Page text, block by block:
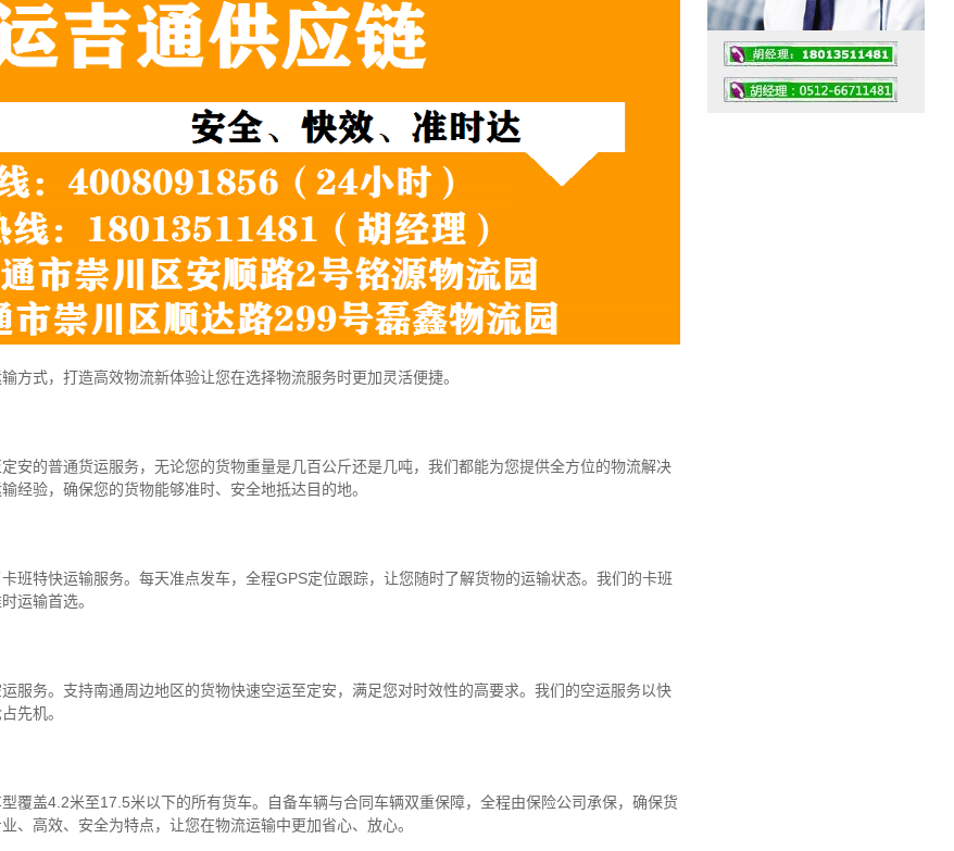
方式，打造高效物流新体验让您在选择物流服务时更加灵活便捷。
安的普通货运服务，无论您的货物重量是几百公斤还是几吨，我们都能为您提供全方位的物流解决
经验，确保您的货物能够准时、安全地抵达目的地。
班特快运输服务。每天准点发车，全程GPS定位跟踪，让您随时了解货物的运输状态。我们的卡班
运输首选。
服务。支持南通周边地区的货物快速空运至定安，满足您对时效性的高要求。我们的空运服务以快
先机。
覆盖4.2米至17.5米以下的所有货车。自备车辆与合同车辆双重保障，全程由保险公司承保，确保货
、高效、安全为特点，让您在物流运输中更加省心、放心。